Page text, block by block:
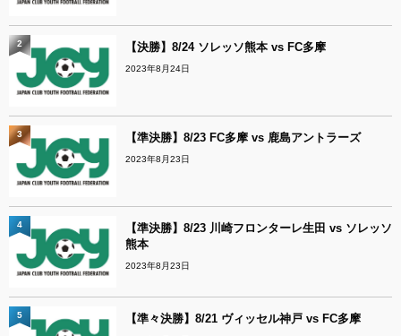
【決勝】8/24 ソレッソ熊本 vs FC多摩
2023年8月24日
2
【準決勝】8/23 FC多摩 vs 鹿島アントラーズ
2023年8月23日
3
【準決勝】8/23 川崎フロンターレ生田 vs ソレッソ
熊本
2023年8月23日
4
【準々決勝】8/21 ヴィッセル神戸 vs FC多摩
5